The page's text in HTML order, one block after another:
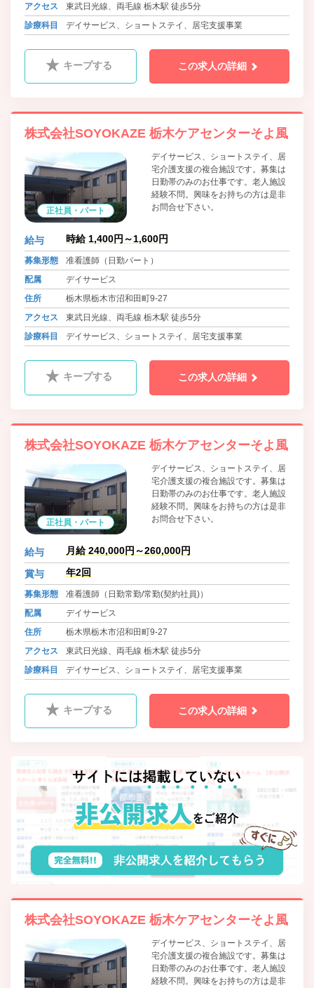
アクセス
東武日光線、両毛線 栃木駅 徒歩5分
診療科目
デイサービス、ショートステイ、居宅支援事業
キープする この求人の詳細
株式会社SOYOKAZE 栃木ケアセンターそよ風
正社員・パート
デイサービス、ショートステイ、居
宅介護支援の複合施設です。募集は
日勤帯のみのお仕事です。老人施設
経験不問。興味をお持ちの方は是非
お問合せ下さい。
給与 時給 1,400円～1,600円
募集形態
准看護師（日勤パート）
配属
デイサービス
住所
栃木県栃木市沼和田町9-27
アクセス
東武日光線、両毛線 栃木駅 徒歩5分
診療科目
デイサービス、ショートステイ、居宅支援事業
キープする この求人の詳細
株式会社SOYOKAZE 栃木ケアセンターそよ風
正社員・パート
デイサービス、ショートステイ、居
宅介護支援の複合施設です。募集は
日勤帯のみのお仕事です。老人施設
経験不問。興味をお持ちの方は是非
お問合せ下さい。
給与 月給 240,000円～260,000円
賞与 年2回
募集形態
准看護師（日勤常勤/常勤(契約社員)）
配属
デイサービス
住所
栃木県栃木市沼和田町9-27
アクセス
東武日光線、両毛線 栃木駅 徒歩5分
診療科目
デイサービス、ショートステイ、居宅支援事業
キープする この求人の詳細
株式会社SOYOKAZE 栃木ケアセンターそよ風
デイサービス、ショートステイ、居
宅介護支援の複合施設です。募集は
日勤帯のみのお仕事です。老人施設
経験不問。興味をお持ちの方は是非